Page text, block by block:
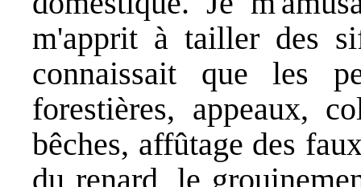
m'apprit à tailler des
connaissait que les
forestières, appeaux,
bêches, affûtage des
du renard, le